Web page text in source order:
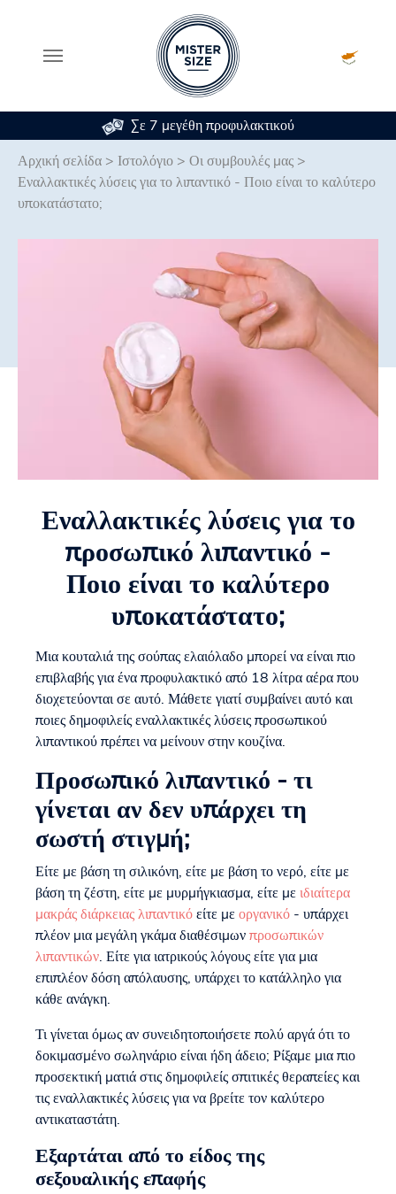
Σε 7 μεγέθη προφυλακτικού
Αρχική σελίδα > Ιστολόγιο > Οι συμβουλές μας >
Εναλλακτικές λύσεις για το λιπαντικό - Ποιο είναι το καλύτερο
υποκατάστατο;
Εναλλακτικές λύσεις για το
προσωπικό λιπαντικό -
Ποιο είναι το καλύτερο
υποκατάστατο;
Μια κουταλιά της σούπας ελαιόλαδο μπορεί να είναι πιο
επιβλαβής για ένα προφυλακτικό από 18 λίτρα αέρα που
διοχετεύονται σε αυτό. Μάθετε γιατί συμβαίνει αυτό και
ποιες δημοφιλείς εναλλακτικές λύσεις προσωπικού
λιπαντικού πρέπει να μείνουν στην κουζίνα.
Προσωπικό λιπαντικό - τι
γίνεται αν δεν υπάρχει τη
σωστή στιγμή;
Είτε με βάση τη σιλικόνη, είτε με βάση το νερό, είτε με
βάση τη ζέστη, είτε με μυρμήγκιασμα, είτε μειδιαίτερα
μακράς διάρκειας λιπαντικόείτε μεοργανικό - υπάρχει
πλέον μια μεγάλη γκάμα διαθέσιμωνπροσωπικών
λιπαντικών. Είτε για ιατρικούς λόγους είτε για μια
επιπλέον δόση απόλαυσης, υπάρχει το κατάλληλο για
κάθε ανάγκη.
Τι γίνεται όμως αν συνειδητοποιήσετε πολύ αργά ότι το
δοκιμασμένο σωληνάριο είναι ήδη άδειο; Ρίξαμε μια πιο
προσεκτική ματιά στις δημοφιλείς σπιτικές θεραπείες και
τις εναλλακτικές λύσεις για να βρείτε τον καλύτερο
αντικαταστάτη.
Εξαρτάται από το είδος της
σεξουαλικής επαφής